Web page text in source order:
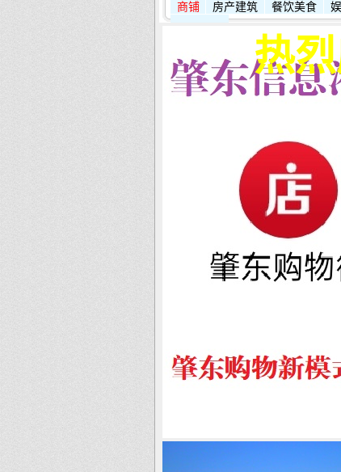
商铺 房产建筑 餐饮美食
热烈庆祝